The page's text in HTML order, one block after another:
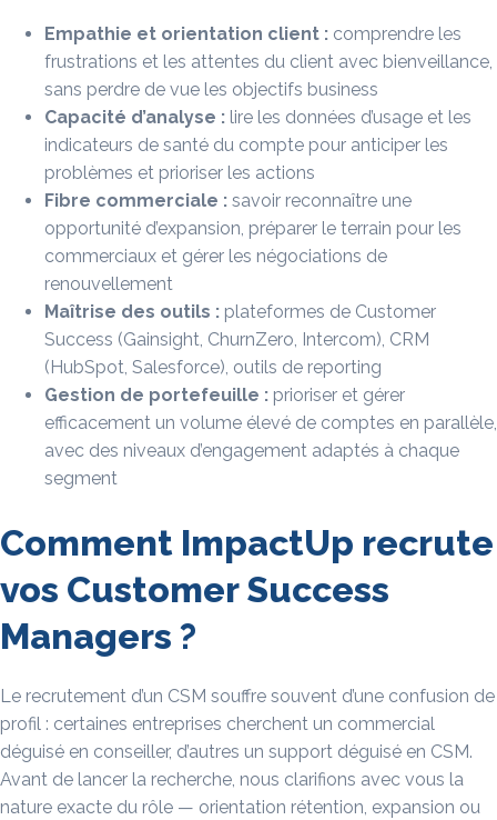
Empathie et orientation client : comprendre les
frustrations et les attentes du client avec bienveillance,
sans perdre de vue les objectifs business
Capacité d’analyse : lire les données d’usage et les
indicateurs de santé du compte pour anticiper les
problèmes et prioriser les actions
Fibre commerciale : savoir reconnaître une
opportunité d’expansion, préparer le terrain pour les
commerciaux et gérer les négociations de
renouvellement
Maîtrise des outils : plateformes de Customer
Success (Gainsight, ChurnZero, Intercom), CRM
(HubSpot, Salesforce), outils de reporting
Gestion de portefeuille : prioriser et gérer
efficacement un volume élevé de comptes en parallèle,
avec des niveaux d’engagement adaptés à chaque
segment
Comment ImpactUp recrute
vos Customer Success
Managers ?
Le recrutement d’un CSM souffre souvent d’une confusion de
profil : certaines entreprises cherchent un commercial
déguisé en conseiller, d’autres un support déguisé en CSM.
Avant de lancer la recherche, nous clarifions avec vous la
nature exacte du rôle — orientation rétention, expansion ou